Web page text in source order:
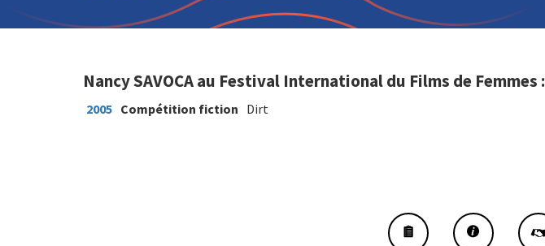
Nancy SAVOCA au Festival International du Films de Femmes :
2005 Compétition fiction Dirt